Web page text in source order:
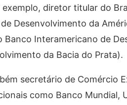
exemplo, diretor titular do
Desenvolvimento da
Banco Interamericano de
da Bacia do Prata).
secretário de Comércio
como Banco Mundial,